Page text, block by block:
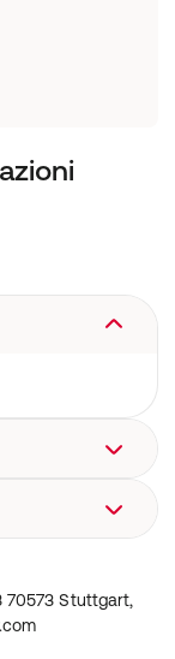
sulfate,
guar
dmdm
70573
70573 Stuttgart,